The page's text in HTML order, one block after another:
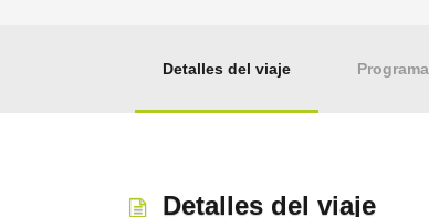
Detalles del viaje Programa
Detalles del viaje